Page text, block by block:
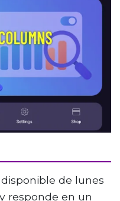
de lunes
responde en un